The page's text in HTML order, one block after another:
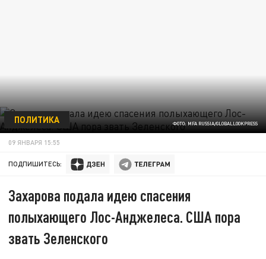
ФОТО: MFA RUSSIA/GLOBALLOOKPRESS
ПОЛИТИКА
09 ЯНВАРЯ 15:55
ПОДПИШИТЕСЬ:
Захарова подала идею спасения
полыхающего Лос-Анджелеса. США пора
звать Зеленского